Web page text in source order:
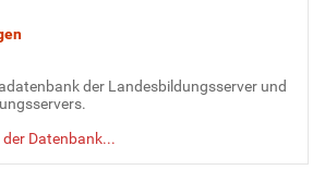
der Landesbildungsserver und
Datenbank...